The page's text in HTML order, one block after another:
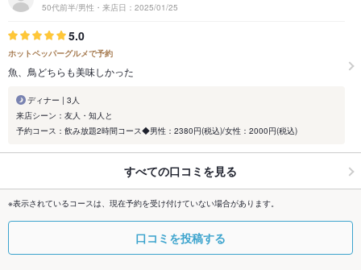
50代前半/男性・来店日：2025/01/25
5.0
ホットペッパーグルメで予約
魚、鳥どちらも美味しかった
ディナー | 3人
来店シーン：友人・知人と
予約コース：飲み放題2時間コース◆男性：2380円(税込)/女性：2000円(税込)
すべての口コミを見る
※表示されているコースは、現在予約を受け付けていない場合があります。
口コミを投稿する